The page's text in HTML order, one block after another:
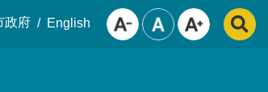
政府 English